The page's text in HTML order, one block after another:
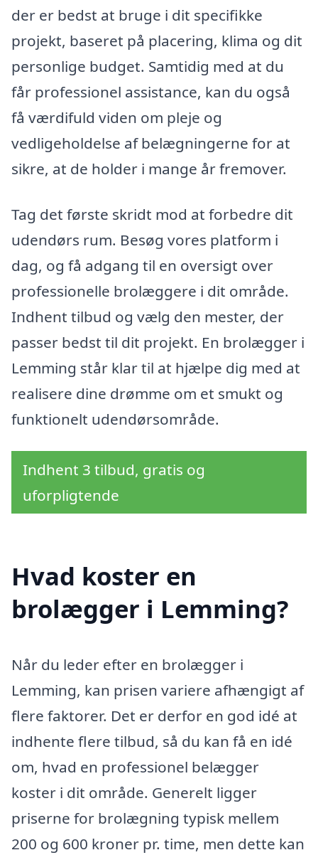
der er bedst at bruge i dit specifikke
projekt, baseret på placering, klima og dit
personlige budget. Samtidig med at du
får professionel assistance, kan du også
få værdifuld viden om pleje og
vedligeholdelse af belægningerne for at
sikre, at de holder i mange år fremover.
Tag det første skridt mod at forbedre dit
udendørs rum. Besøg vores platform i
dag, og få adgang til en oversigt over
professionelle brolæggere i dit område.
Indhent tilbud og vælg den mester, der
passer bedst til dit projekt. En brolægger i
Lemming står klar til at hjælpe dig med at
realisere dine drømme om et smukt og
funktionelt udendørsområde.
Indhent 3 tilbud, gratis og
uforpligtende
Hvad koster en
brolægger i Lemming?
Når du leder efter en brolægger i
Lemming, kan prisen variere afhængigt af
flere faktorer. Det er derfor en god idé at
indhente flere tilbud, så du kan få en idé
om, hvad en professionel belægger
koster i dit område. Generelt ligger
priserne for brolægning typisk mellem
200 og 600 kroner pr. time, men dette kan